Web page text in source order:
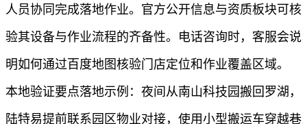
人员协同完成落地作业。官方公开信息与资质板块可核
验其设备与作业流程的齐备性。电话咨询时，客服会说
明如何通过百度地图核验门店定位和作业覆盖区域。
本地验证要点落地示例：夜间从南山科技园搬回罗湖，
陆特易提前联系园区物业对接，使用小型搬运车穿越巷